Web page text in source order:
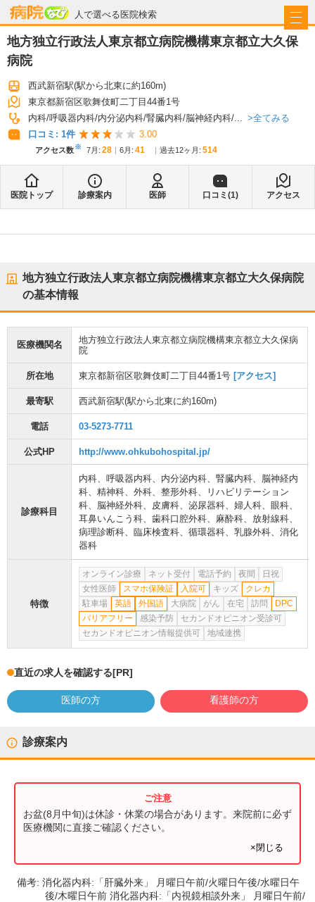
人で選べる医院検索
病院なび
地方独立行政法人東京都立病院機構東京都立大久保
病院
西武新宿駅(駅から北東に約160m)
東京都新宿区歌舞伎町二丁目44番1号
内科 呼吸器内科 内分泌内科 腎臓内科 脳神経内科 ...
全てみる
口コミ: 1件 3.00
アクセス数※ 7月 : 28 6月 : 41 過去12ヶ月: 514
医院トップ 診療案内 医師 口コミ(1) アクセス
地方独立行政法人東京都立病院機構東京都立大久保病院
の基本情報
医療機関名
地方独立行政法人東京都立病院機構東京都立大久保病
院
所在地 東京都新宿区歌舞伎町二丁目44番1号 [アクセス]
最寄駅 西武新宿駅(駅から北東に約160m)
電話 03-5273-7711
公式HP http://www.ohkubohospital.jp/
診療科目
内科、 呼吸器内科、 内分泌内科、 腎臓内科、 脳神経内
科、 精神科、 外科、 整形外科、
リハビリテーション
科、 脳神経外科、 皮膚科、 泌尿器科、 婦人科、 眼科、
耳鼻いんこう科、 歯科口腔外科、 麻酔科、 放射線科、
病理診断科、 臨床検査科、 循環器科、 乳腺外科、 消化
器科
特徴
オンライン診療 ネット受付 電話予約 夜間
日祝
女性医師
スマホ保険証 入院可 キッズ
クレカ
駐車場
英語 外国語 大病院 がん 在宅 訪問
DPC
バリアフリー
感染予防
セカンドオピニオン受診可
セカンドオピニオン情報提供可
地域連携
直近の求人を確認する[PR]
医師の方 看護師の方
診療案内
お盆(8月中旬)は休診・休業の場合があります。来院前に必ず
医療機関に直接ご確認ください。
×閉じる
備考:消化器内科:「肝臓外来」 月曜日午前/火曜日午後/水曜日午
後/木曜日午前 消化器内科:「内視鏡相談外来」 月曜日午前/